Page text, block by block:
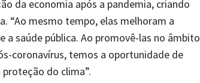
da economia após a pandemia, criando
“Ao mesmo tempo, elas melhoram a
saúde pública. Ao promovê-las no âmbito
coronavírus, temos a oportunidade de
do clima”.